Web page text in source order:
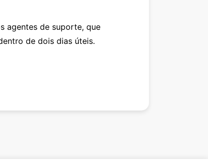
agentes de suporte, que
de dois dias úteis.